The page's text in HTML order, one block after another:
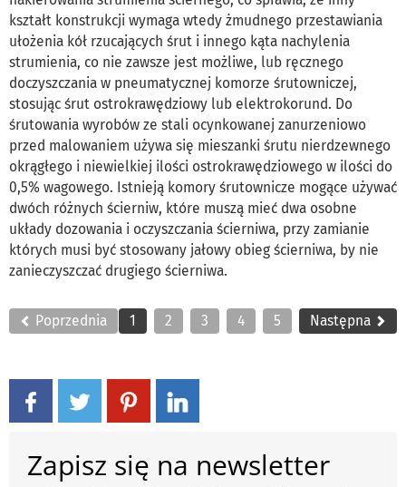
kształt konstrukcji wymaga wtedy żmudnego przestawiania
ułożenia kół rzucających śrut i innego kąta nachylenia
strumienia, co nie zawsze jest możliwe, lub ręcznego
doczyszczania w pneumatycznej komorze śrutowniczej,
stosując śrut ostrokrawędziowy lub elektrokorund. Do
śrutowania wyrobów ze stali ocynkowanej zanurzeniowo
przed malowaniem używa się mieszanki śrutu nierdzewnego
okrągłego i niewielkiej ilości ostrokrawędziowego w ilości do
0,5% wagowego. Istnieją komory śrutownicze mogące używać
dwóch różnych ścierniw, które muszą mieć dwa osobne
układy dozowania i oczyszczania ścierniwa, przy zamianie
których musi być stosowany jałowy obieg ścierniwa, by nie
zanieczyszczać drugiego ścierniwa.
Poprzednia 1 2 3 4 5 Następna
Zapisz się na newsletter